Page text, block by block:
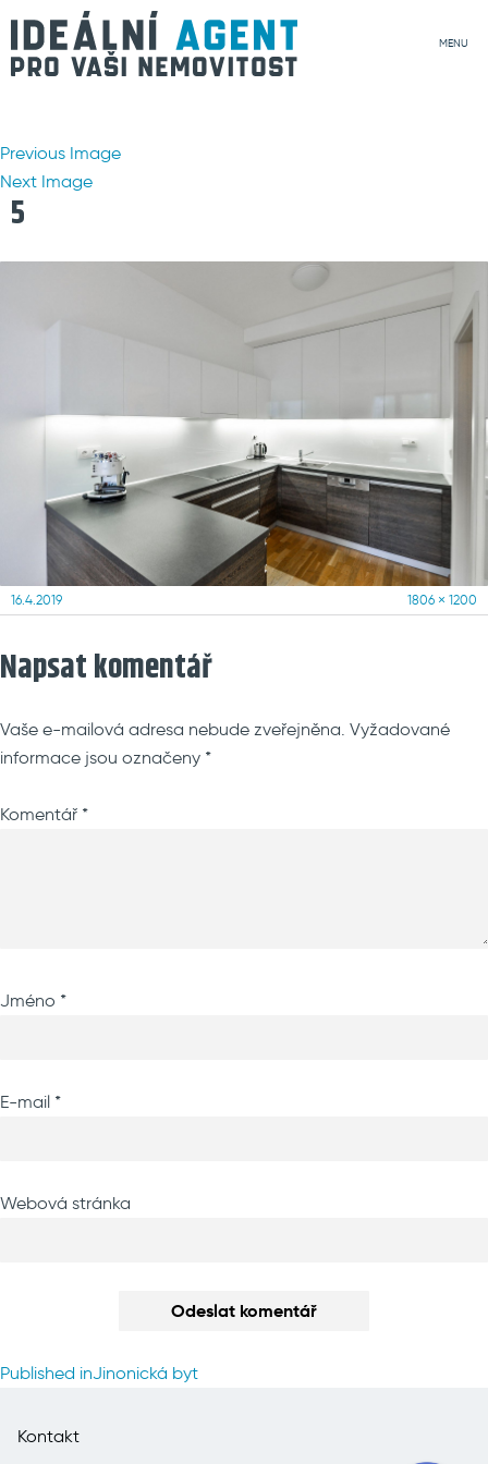
MENU
Previous Image
Next Image
5
Posted
16.4.2019
Full
1806 × 1200
Napsat komentář
Vaše e-mailová adresa nebude zveřejněna. Vyžadované
informace jsou označeny *
Komentář *
Jméno *
E-mail *
Webová stránka
Navigace
příspěvek
Published inJinonická byt
Kontakt